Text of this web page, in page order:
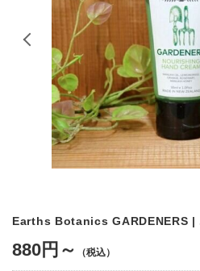
Earths Botanics GARDENERS |
880円～